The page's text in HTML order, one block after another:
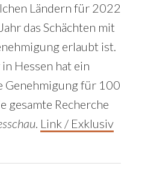
Ländern für 2022
das Schächten mit
erlaubt ist.
Hessen hat ein
Genehmigung für 100
gesamte Recherche
. Link / Exklusiv